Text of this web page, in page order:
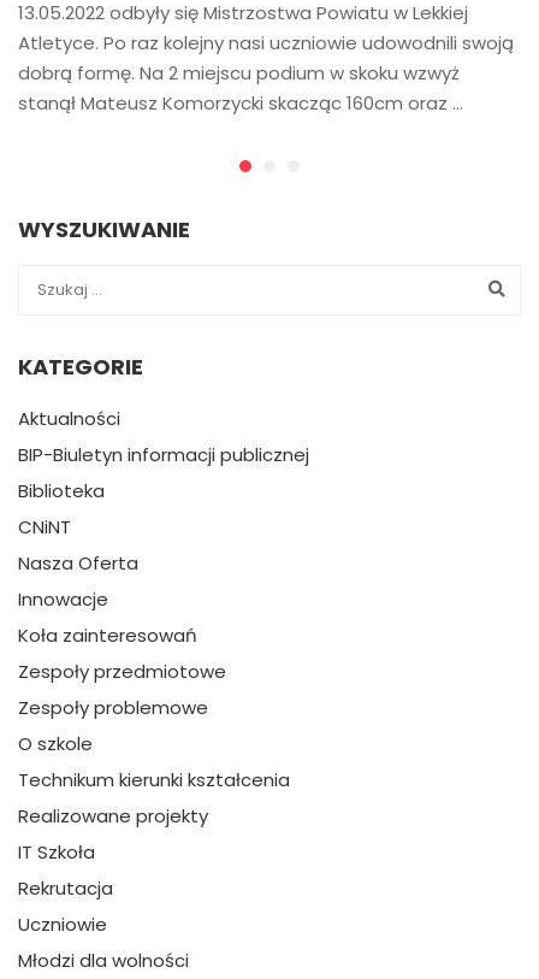
13.05.2022 odbyły się Mistrzostwa Powiatu w Lekkiej
Atletyce. Po raz kolejny nasi uczniowie udowodnili swoją
dobrą formę. Na 2 miejscu podium w skoku wzwyż
stanął Mateusz Komorzycki skacząc 160cm oraz …
WYSZUKIWANIE
KATEGORIE
Aktualności
BIP-Biuletyn informacji publicznej
Biblioteka
CNiNT
Nasza Oferta
Innowacje
Koła zainteresowań
Zespoły przedmiotowe
Zespoły problemowe
O szkole
Technikum kierunki kształcenia
Realizowane projekty
IT Szkoła
Rekrutacja
Uczniowie
Młodzi dla wolności